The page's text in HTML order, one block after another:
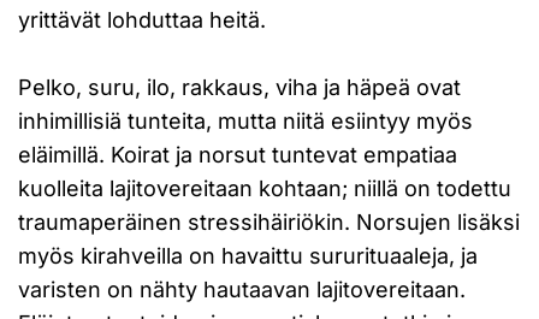
yrittävät lohduttaa heitä.
Pelko, suru, ilo, rakkaus, viha ja häpeä ovat
inhimillisiä tunteita, mutta niitä esiintyy myös
eläimillä. Koirat ja norsut tuntevat empatiaa
kuolleita lajitovereitaan kohtaan; niillä on todettu
traumaperäinen stressihäiriökin. Norsujen lisäksi
myös kirahveilla on havaittu sururituaaleja, ja
varisten on nähty hautaavan lajitovereitaan.